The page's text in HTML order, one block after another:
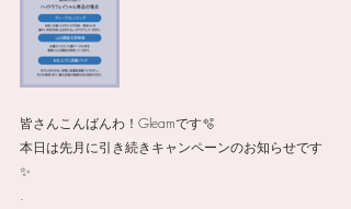
皆さんこんばんわ！Gleamです🫧
本日は先月に引き続きキャンペーンのお知らせです
✨
.